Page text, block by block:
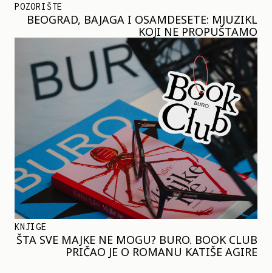
POZORIŠTE
BEOGRAD, BAJAGA I OSAMDESETE: MJUZIKL
KOJI NE PROPUŠTAMO
KNJIGE
ŠTA SVE MAJKE NE MOGU? BURO. BOOK CLUB
PRIČAO JE O ROMANU KATIŠE AGIRE